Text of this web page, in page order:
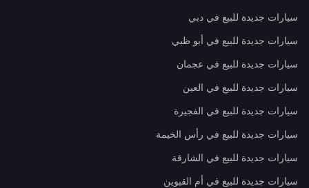
سيارات جديدة للبيع في دبي
سيارات جديدة للبيع في أبو ظبي
سيارات جديدة للبيع في عجمان
سيارات جديدة للبيع في العين
سيارات جديدة للبيع في الفجيرة
سيارات جديدة للبيع في رأس الخيمة
سيارات جديدة للبيع في الشارقة
سيارات جديدة للبيع في أم القيوين